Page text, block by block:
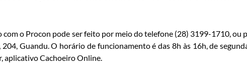
com o Procon pode ser feito por meio do telefone (28) 3199-1710, ou
Guandu. O horário de funcionamento é das 8h às 16h, de
aplicativo Cachoeiro Online.